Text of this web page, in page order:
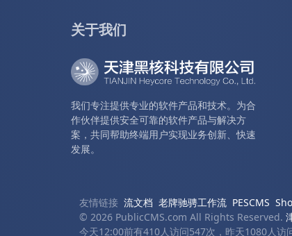
关于我们
我们专注提供专业的软件产品和技术。为合
作伙伴提供安全可靠的软件产品与解决方
案，共同帮助终端用户实现业务创新、快速
发展。
友情链接 流文档 老牌驰骋工作流 PESCMS
© 2026 PublicCMS.com All Rights Reserved.
今天12:00前有410人访问547次，昨天1080人